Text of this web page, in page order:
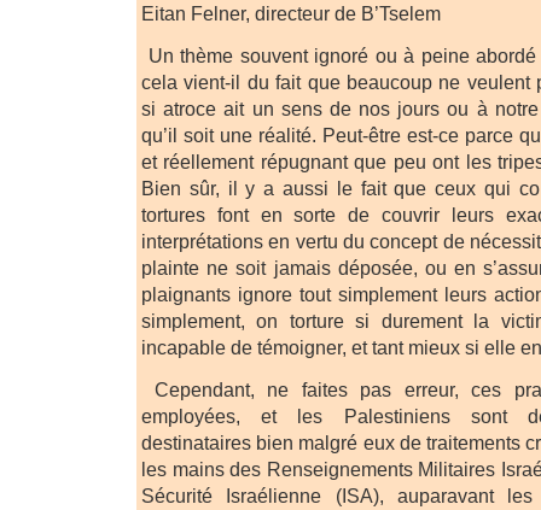
Eitan Felner, directeur de B’Tselem
Un thème souvent ignoré ou à peine
cela vient-il du fait que beaucoup ne veulent
si atroce ait un sens de nos jours ou à
qu’il soit une réalité. Peut-être est-ce parce
et réellement répugnant que peu ont les
Bien sûr, il y a aussi le fait que ceux qui
tortures font en sorte de couvrir leurs
interprétations en vertu du concept de
plainte ne soit jamais déposée, ou en
plaignants ignore tout simplement leurs
simplement, on torture si durement la
incapable de témoigner, et tant mieux si elle
Cependant, ne faites pas erreur, ces
employées, et les Palestiniens sont
destinataires bien malgré eux de traitements
les mains des Renseignements Militaires
Sécurité Israélienne (ISA), auparavant